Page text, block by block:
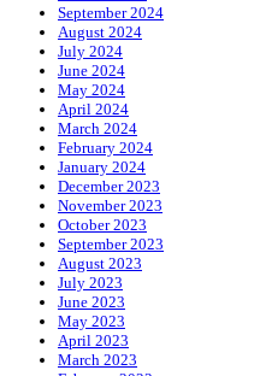
September 2024
August 2024
July 2024
June 2024
May 2024
April 2024
March 2024
February 2024
January 2024
December 2023
November 2023
October 2023
September 2023
August 2023
July 2023
June 2023
May 2023
April 2023
March 2023